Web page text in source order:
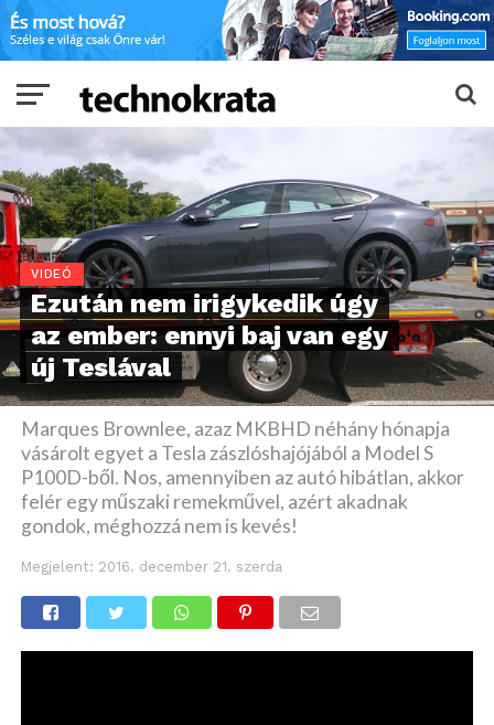
VIDEÓ
Ezután nem irigykedik úgy
az ember: ennyi baj van egy
új Teslával
Marques Brownlee, azaz MKBHD néhány hónapja
vásárolt egyet a Tesla zászlóshajójából a Model S
P100D-ből. Nos, amennyiben az autó hibátlan, akkor
felér egy műszaki remekművel, azért akadnak
gondok, méghozzá nem is kevés!
Megjelent: 2016. december 21. szerda